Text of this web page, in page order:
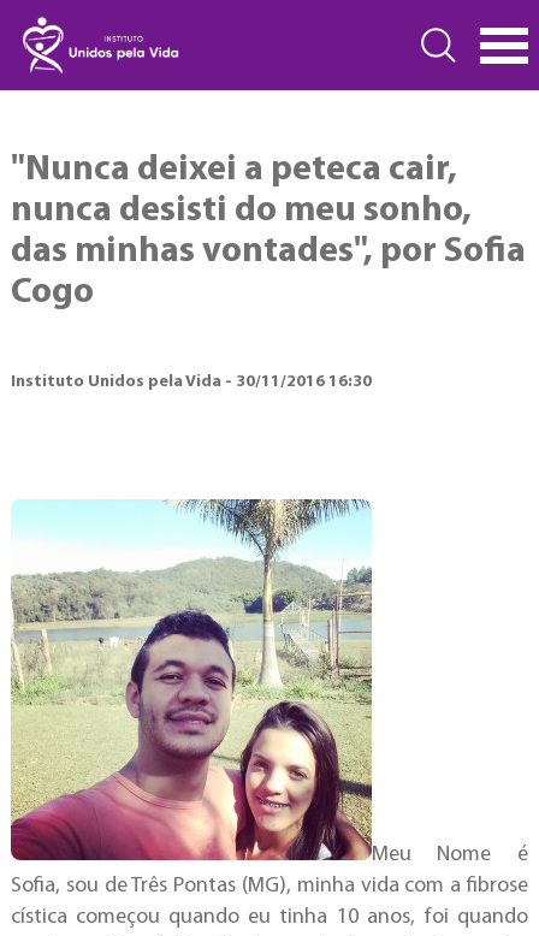
"Nunca deixei a peteca cair,
nunca desisti do meu sonho,
das minhas vontades", por Sofia
Cogo
Instituto Unidos pela Vida - 30/11/2016 16:30
Meu Nome é
Sofia, sou de Três Pontas (MG), minha vida com a fibrose
cística começou quando eu tinha 10 anos, foi quando